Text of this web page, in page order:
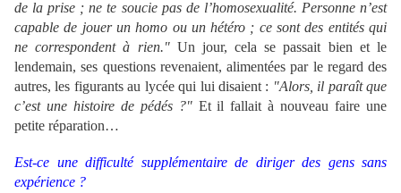
de la prise ; ne te soucie pas de l’homosexualité. Personne n’est
capable de jouer un homo ou un hétéro ; ce sont des entités qui
ne correspondent à rien." Un jour, cela se passait bien et le
lendemain, ses questions revenaient, alimentées par le regard des
autres, les figurants au lycée qui lui disaient : "Alors, il paraît que
c’est une histoire de pédés ?"Et il fallait à nouveau faire une
petite réparation…
Est-ce une difficulté supplémentaire de diriger des gens sans
expérience ?